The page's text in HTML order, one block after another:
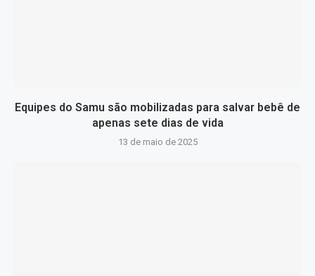
Equipes do Samu são mobilizadas para salvar bebê de
apenas sete dias de vida
13 de maio de 2025